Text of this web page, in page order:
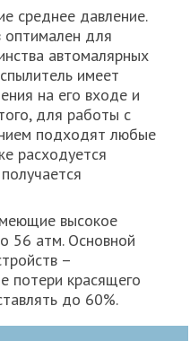
среднее давление.
оптимален для
автомалярных
имеет
на его входе и
для работы с
подходят любые
расходуется
высокое
56 атм. Основной
–
потери красящего
до 60%.